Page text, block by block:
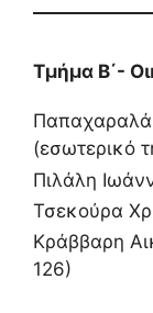
Τμήμα Β΄-
(εσωτερικό
Πιλάλη
Τσεκούρα
Κράββαρη
126)